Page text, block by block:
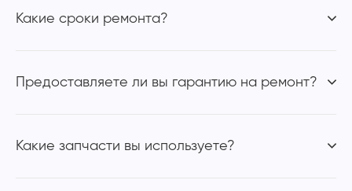
Какие сроки ремонта?
Предоставляете ли вы гарантию на ремонт?
Какие запчасти вы используете?